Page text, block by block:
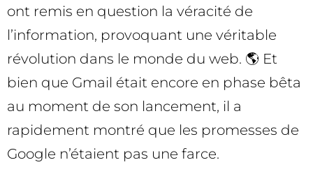
ont remis en question la véracité de
l’information, provoquant une véritable
révolution dans le monde du web. 🌎 Et
bien que Gmail était encore en phase bêta
au moment de son lancement, il a
rapidement montré que les promesses de
Google n’étaient pas une farce.